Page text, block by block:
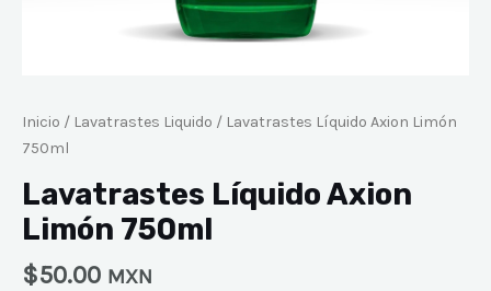
Inicio / Lavatrastes Liquido / Lavatrastes Líquido Axion Limón
750ml
Lavatrastes Líquido Axion
Limón 750ml
$50.00 MXN